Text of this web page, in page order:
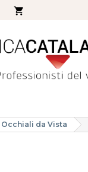
Occhiali da Vista